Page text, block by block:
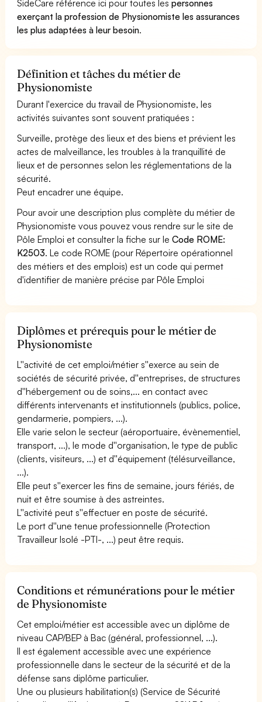
SideCare référence ici pour toutes lespersonnes
exerçant la profession de Physionomiste les assurances
les plus adaptées à leur besoin.
Définition et tâches du métier de
Physionomiste
Durant l'exercice du travail de Physionomiste, les
activités suivantes sont souvent pratiquées :
Surveille, protège des lieux et des biens et prévient les
actes de malveillance, les troubles à la tranquillité de
lieux et de personnes selon les réglementations de la
sécurité.
Peut encadrer une équipe.
Pour avoir une description plus complète du métier de
Physionomiste vous pouvez vous rendre sur le site de
Pôle Emploi et consulter la fiche sur leCode ROME:
K2503. Le code ROME (pour Répertoire opérationnel
des métiers et des emplois) est un code qui permet
d'identifier de manière précise par Pôle Emploi
Diplômes et prérequis pour le métier de
Physionomiste
L''activité de cet emploi/métier s''exerce au sein de
sociétés de sécurité privée, d''entreprises, de structures
d''hébergement ou de soins,... en contact avec
différents intervenants et institutionnels (publics, police,
gendarmerie, pompiers, ...).
Elle varie selon le secteur (aéroportuaire, évènementiel,
transport, ...), le mode d''organisation, le type de public
(clients, visiteurs, ...) et d''équipement (télésurveillance,
...).
Elle peut s''exercer les fins de semaine, jours fériés, de
nuit et être soumise à des astreintes.
L''activité peut s''effectuer en poste de sécurité.
Le port d''une tenue professionnelle (Protection
Travailleur Isolé -PTI-, ...) peut être requis.
Conditions et rémunérations pour le métier
de Physionomiste
Cet emploi/métier est accessible avec un diplôme de
niveau CAP/BEP à Bac (général, professionnel, ...).
Il est également accessible avec une expérience
professionnelle dans le secteur de la sécurité et de la
défense sans diplôme particulier.
Une ou plusieurs habilitation(s) (Service de Sécurité